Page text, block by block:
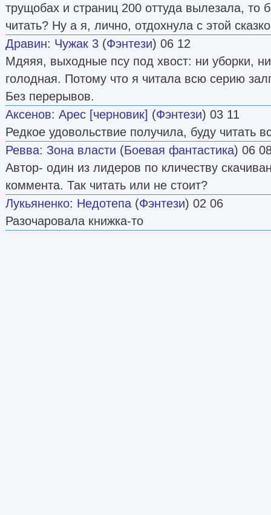
трущобах и страниц 200 оттуда вылезала, то
читать? Ну а я, лично, отдохнула с этой
Дравин: Чужак 3 (Фэнтези) 06 12
Мдяяя, выходные псу под хвост: ни уборки,
голодная. Потому что я читала всю серию
Без перерывов.
Аксенов: Арес [черновик] (Фэнтези) 03 11
Редкое удовольствие получила, буду читать
Ревва: Зона власти (Боевая фантастика) 06
Автор- один из лидеров по кличеству
коммента. Так читать или не стоит?
Лукьяненко: Недотепа (Фэнтези) 02 06
Разочаровала книжка-то